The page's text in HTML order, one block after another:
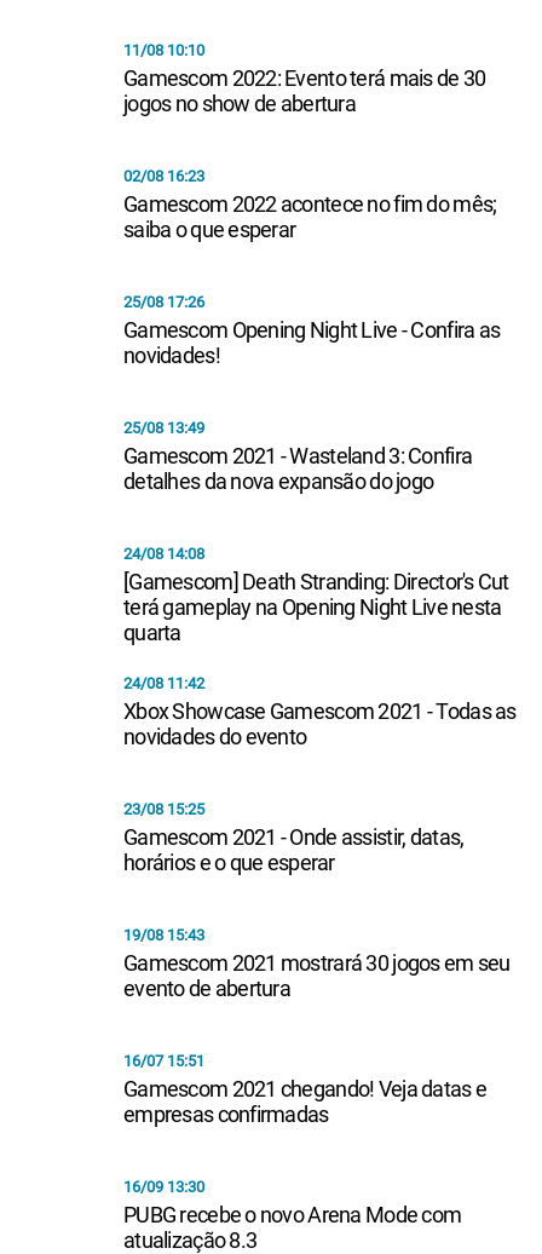
11/08 10:10
Gamescom 2022: Evento terá mais de 30
jogos no show de abertura
02/08 16:23
Gamescom 2022 acontece no fim do mês;
saiba o que esperar
25/08 17:26
Gamescom Opening Night Live - Confira as
novidades!
25/08 13:49
Gamescom 2021 - Wasteland 3: Confira
detalhes da nova expansão do jogo
24/08 14:08
[Gamescom] Death Stranding: Director's Cut
terá gameplay na Opening Night Live nesta
quarta
24/08 11:42
Xbox Showcase Gamescom 2021 - Todas as
novidades do evento
23/08 15:25
Gamescom 2021 - Onde assistir, datas,
horários e o que esperar
19/08 15:43
Gamescom 2021 mostrará 30 jogos em seu
evento de abertura
16/07 15:51
Gamescom 2021 chegando! Veja datas e
empresas confirmadas
16/09 13:30
PUBG recebe o novo Arena Mode com
atualização 8.3